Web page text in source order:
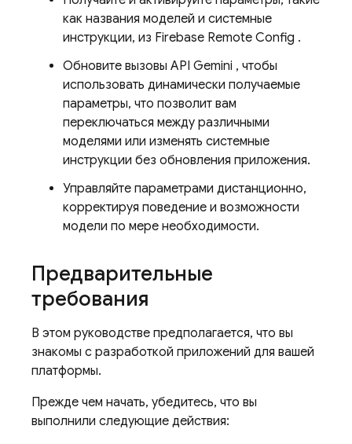
как названия моделей и системные
инструкции, из Firebase Remote Config .
Обновите вызовы API Gemini , чтобы
использовать динамически получаемые
параметры, что позволит вам
переключаться между различными
моделями или изменять системные
инструкции без обновления приложения.
Управляйте параметрами дистанционно,
корректируя поведение и возможности
модели по мере необходимости.
Предварительные
требования
В этом руководстве предполагается, что вы
знакомы с разработкой приложений для вашей
платформы.
Прежде чем начать, убедитесь, что вы
выполнили следующие действия: